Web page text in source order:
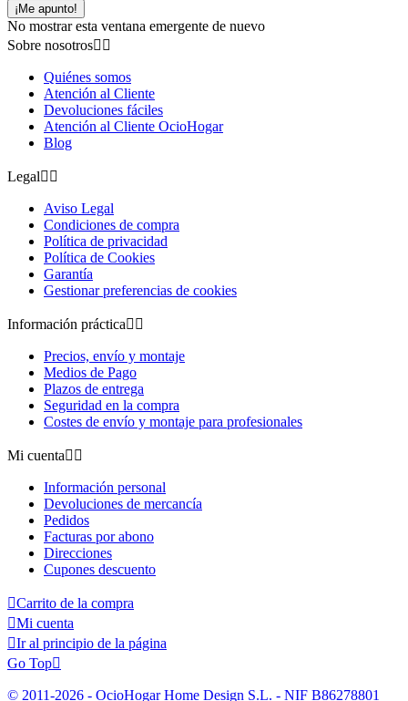
¡Me apunto!
No mostrar esta ventana emergente de nuevo
Sobre nosotros 
Quiénes somos
Atención al Cliente
Devoluciones fáciles
Atención al Cliente OcioHogar
Blog
Legal 
Aviso Legal
Condiciones de compra
Política de privacidad
Política de Cookies
Garantía
Gestionar preferencias de cookies
Información práctica 
Precios, envío y montaje
Medios de Pago
Plazos de entrega
Seguridad en la compra
Costes de envío y montaje para profesionales
Mi cuenta 
Información personal
Devoluciones de mercancía
Pedidos
Facturas por abono
Direcciones
Cupones descuento
Carrito de la compra
Mi cuenta
Ir al principio de la página
Go Top
© 2011-2026 - OcioHogar Home Design S.L. - NIF B86278801